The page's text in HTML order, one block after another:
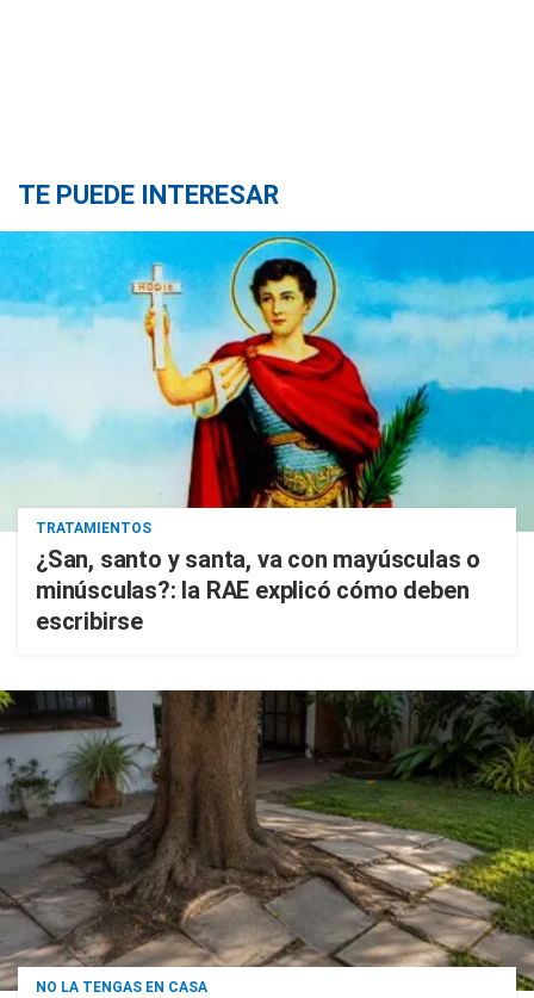
TE PUEDE INTERESAR
TRATAMIENTOS
¿San, santo y santa, va con mayúsculas o
minúsculas?: la RAE explicó cómo deben
escribirse
NO LA TENGAS EN CASA